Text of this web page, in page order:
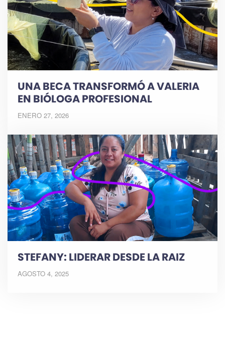
UNA BECA TRANSFORMÓ A VALERIA
EN BIÓLOGA PROFESIONAL
ENERO 27, 2026
STEFANY: LIDERAR DESDE LA RAIZ
AGOSTO 4, 2025